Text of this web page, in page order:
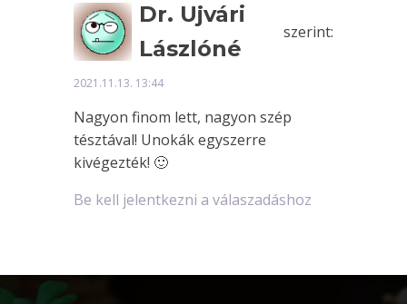
Dr. Ujvári
Lászlóné
szerint:
2021.11.13. 13:44
Nagyon finom lett, nagyon szép
tésztával! Unokák egyszerre
kivégezték! 🙂
Be kell jelentkezni a válaszadáshoz